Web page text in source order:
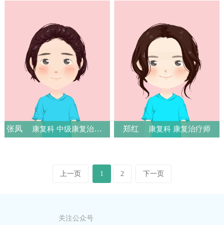
张凤 康复科 中级康复治疗师 郑红 康复科 康复治疗师
上一页 1 2 下一页
关注公众号